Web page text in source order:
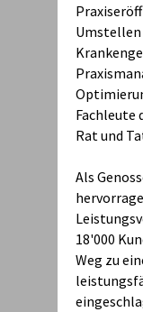
Fachleute
Rat und
Als
18'000
Weg zu